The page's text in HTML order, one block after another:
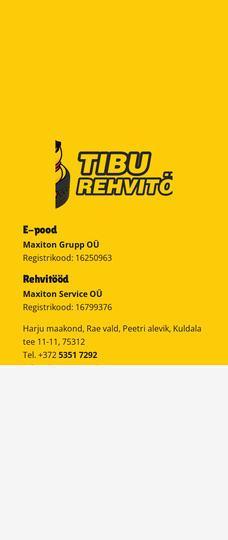
E-pood
Maxiton Grupp OÜ
Registrikood: 16250963
Rehvitööd
Maxiton Service OÜ
Registrikood: 16799376
Harju maakond, Rae vald, Peetri alevik, Kuldala
tee 11-11, 75312
Tel. +3725351 7292
info@tiburehvitood.ee